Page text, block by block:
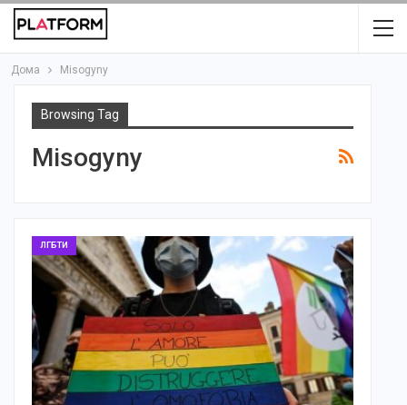
Дома Misogyny
Browsing Tag
Misogyny
ЛГБТИ